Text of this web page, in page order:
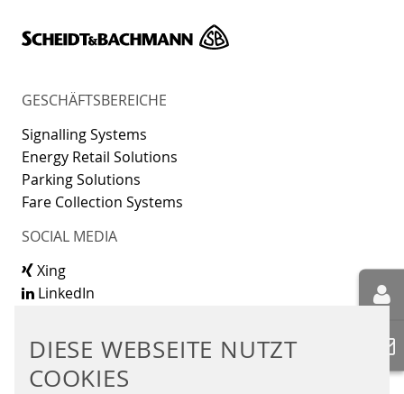
DIESE WEBSEITE NUTZT
COOKIES
GESCHÄFTSBEREICHE
Signalling Systems
Energy Retail Solutions
Parking Solutions
Fare Collection Systems
SOCIAL MEDIA
Xing
LinkedIn
Instagram
Instagram Parking Solutions